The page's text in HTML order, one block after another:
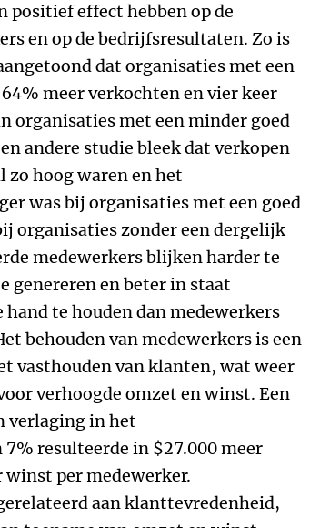
positief effect hebben op de
en op de bedrijfsresultaten. Zo is
dat organisaties met een
meer verkochten en vier keer
organisaties met een minder goed
andere studie bleek dat verkopen
zo hoog waren en het
was bij organisaties met een goed
organisaties zonder een dergelijk
medewerkers blijken harder te
genereren en beter in staat
te houden dan medewerkers
behouden van medewerkers is een
vasthouden van klanten, wat weer
verhoogde omzet en winst. Een
verlaging in het
resulteerde in $27.000 meer
winst per medewerker.
aan klanttevredenheid,